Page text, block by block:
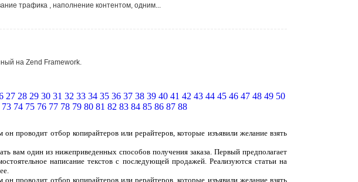
трафика , наполнение контентом, одним...
на Zend Framework.
27 28 29 30 31 32 33 34 35 36 37 38 39 40 41 42 43 44 45 46 47 48 49 50
73 74 75 76 77 78 79 80 81 82 83 84 85 86 87 88
проводит отбор копирайтеров или рерайтеров, которые изъявили желание взять
вам один из нижеприведенных способов получения заказа. Первый предполагает
написание текстов с последующей продажей. Реализуются статьи на
проводит отбор копирайтеров или рерайтеров, которые изъявили желание взять